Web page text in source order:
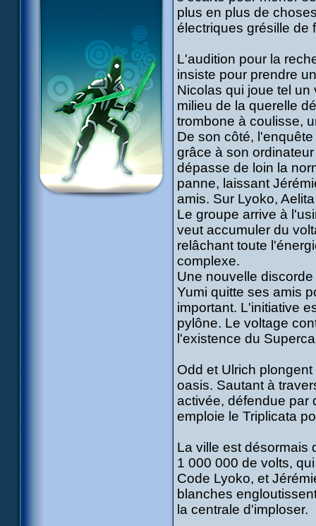
plus en plus de
électriques grésille de
L'audition pour la
insiste pour prendre
Nicolas qui joue tel un
milieu de la querelle
trombone à coulisse,
De son côté,
grâce à son
dépasse de loin la
panne, laissant
amis. Sur Lyoko,
Le groupe arrive à
veut accumuler du
relâchant toute
complexe.
Une nouvelle
Yumi quitte ses amis
important. L'initiative
pylône. Le voltage
l'existence du
Odd et Ulrich
oasis. Sautant à
activée, défendue par
emploie le Triplicata
La ville est désormais
1 000 000 de volts,
Code Lyoko, et
blanches
la centrale d'imploser.